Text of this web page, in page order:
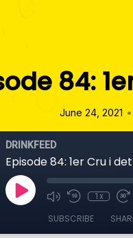
84:
June 24, 2021 •
DRINKFEED
Episode 84: 1er Cru i
1x
SUBSCRIBE